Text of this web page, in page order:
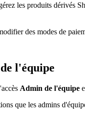
les produits dérivés
des modes de
l'équipe
Admin de l'équipe
que les admins